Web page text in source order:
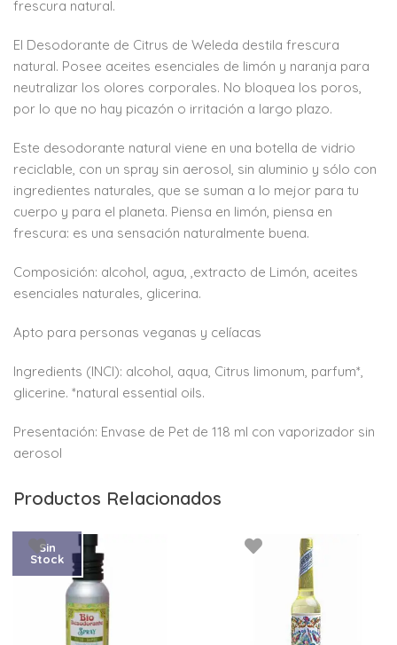
frescura natural.
El Desodorante de Citrus de Weleda destila frescura
natural. Posee aceites esenciales de limón y naranja para
neutralizar los olores corporales. No bloquea los poros,
por lo que no hay picazón o irritación a largo plazo.
Este desodorante natural viene en una botella de vidrio
reciclable, con un spray sin aerosol, sin aluminio y sólo con
ingredientes naturales, que se suman a lo mejor para tu
cuerpo y para el planeta. Piensa en limón, piensa en
frescura: es una sensación naturalmente buena.
Composición: alcohol, agua, ,extracto de Limón, aceites
esenciales naturales, glicerina.
Apto para personas veganas y celíacas
Ingredients (INCI): alcohol, aqua, Citrus limonum, parfum*,
glicerine. *natural essential oils.
Presentación: Envase de Pet de 118 ml con vaporizador sin
aerosol
Productos Relacionados
Sin
Stock